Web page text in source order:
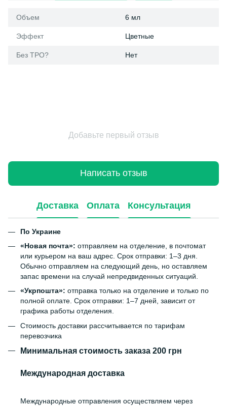
Объем 6 мл
Эффект Цветные
Без ТРО? Нет
Добавьте первый отзыв
Написать отзыв
Доставка Оплата Консультация
По Украине
«Новая почта»: отправляем на отделение, в почтомат
или курьером на ваш адрес. Срок отправки: 1–3 дня.
Обычно отправляем на следующий день, но оставляем
запас времени на случай непредвиденных ситуаций.
«Укрпошта»: отправка только на отделение и только по
полной оплате. Срок отправки: 1–7 дней, зависит от
графика работы отделения.
Стоимость доставки рассчитывается по тарифам
перевозчика
Минимальная стоимость заказа 200 грн
Международная доставка
Международные отправления осуществляем через